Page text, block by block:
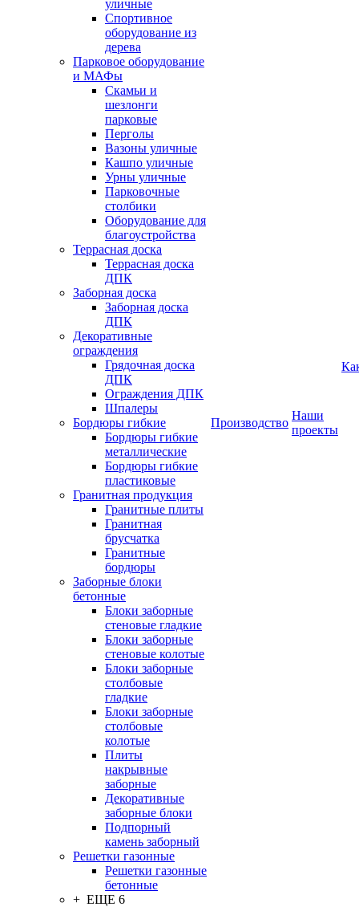
уличные
Спортивное
оборудование из
дерева
Парковое оборудование
и МАФы
Скамьи и
шезлонги
парковые
Перголы
Вазоны уличные
Кашпо уличные
Урны уличные
Парковочные
столбики
Оборудование для
благоустройства
Террасная доска
Террасная доска
ДПК
Заборная доска
Заборная доска
ДПК
Декоративные
ограждения
Грядочная доска
ДПК
Ограждения ДПК
Шпалеры
Бордюры гибкие
Бордюры гибкие
металлические
Бордюры гибкие
пластиковые
Гранитная продукция
Гранитные плиты
Гранитная
брусчатка
Гранитные
бордюры
Заборные блоки
бетонные
Блоки заборные
стеновые гладкие
Блоки заборные
стеновые колотые
Блоки заборные
столбовые
гладкие
Блоки заборные
столбовые
колотые
Плиты
накрывные
заборные
Декоративные
заборные блоки
Подпорный
камень заборный
Решетки газонные
Решетки газонные
бетонные
+ ЕЩЕ 6
Производство
Наши
проекты